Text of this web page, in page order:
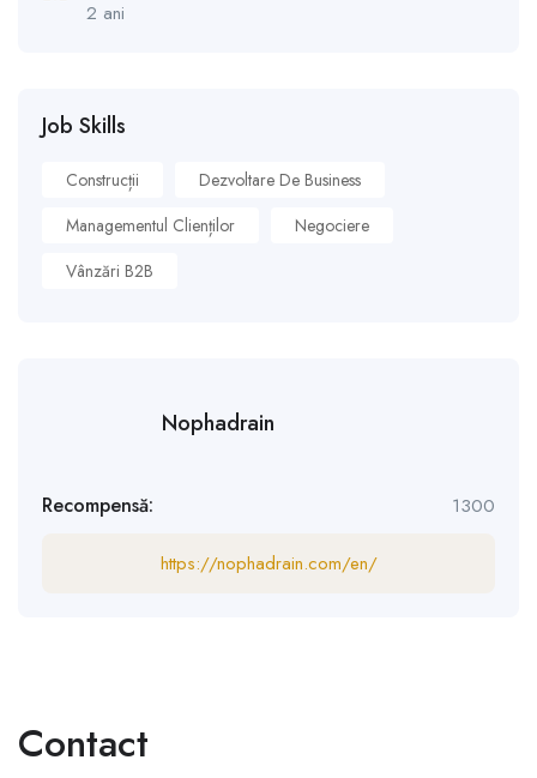
2 ani
Job Skills
Construcții
Dezvoltare De Business
Managementul Clienților
Negociere
Vânzări B2B
Nophadrain
Recompensă: 1300
https://nophadrain.com/en/
Contact